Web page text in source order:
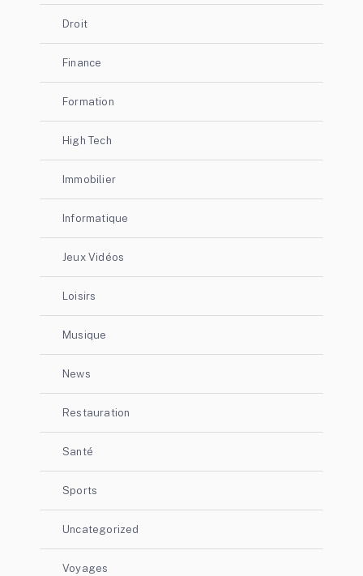
Droit
Finance
Formation
High Tech
Immobilier
Informatique
Jeux Vidéos
Loisirs
Musique
News
Restauration
Santé
Sports
Uncategorized
Voyages